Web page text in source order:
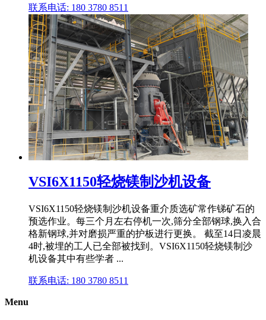
联系电话: 180 3780 8511
VSI6X1150轻烧镁制沙机设备
VSI6X1150轻烧镁制沙机设备重介质选矿常作锑矿石的
预选作业。每三个月左右停机一次,筛分全部钢球,换入合
格新钢球,并对磨损严重的护板进行更换。 截至14日凌晨
4时,被埋的工人已全部被找到。VSI6X1150轻烧镁制沙
机设备其中有些学者 ...
联系电话: 180 3780 8511
Menu